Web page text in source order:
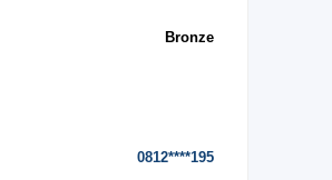
Bronze
0812****195